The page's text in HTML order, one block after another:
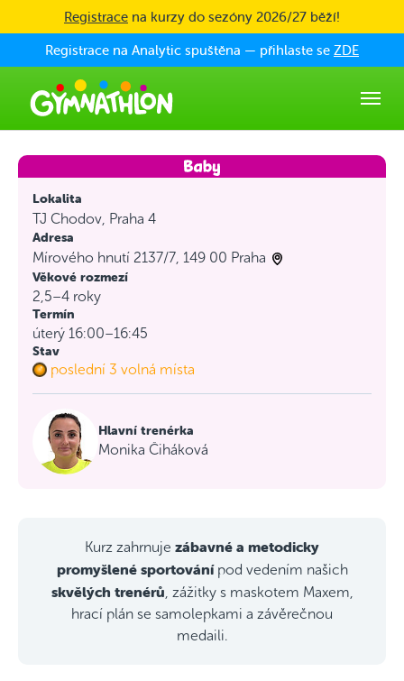
Skip to main content
Registrace na kurzy do sezóny 2026/27 běží!
Registrace na Analytic spuštěna — přihlaste se ZDE
Lokalita
TJ Chodov, Praha 4
Adresa
Mírového hnutí 2137/7, 149 00 Praha
Věkové rozmezí
2,5–4 roky
Termín
úterý 16:00–16:45
Stav
poslední 3 volná místa
Hlavní trenérka
Monika Čiháková
Kurz zahrnuje zábavné a metodicky
promyšlené sportovánípod vedením našich
skvělých trenérů , zážitky s maskotem Maxem,
hrací plán se samolepkami a závěrečnou
medaili.